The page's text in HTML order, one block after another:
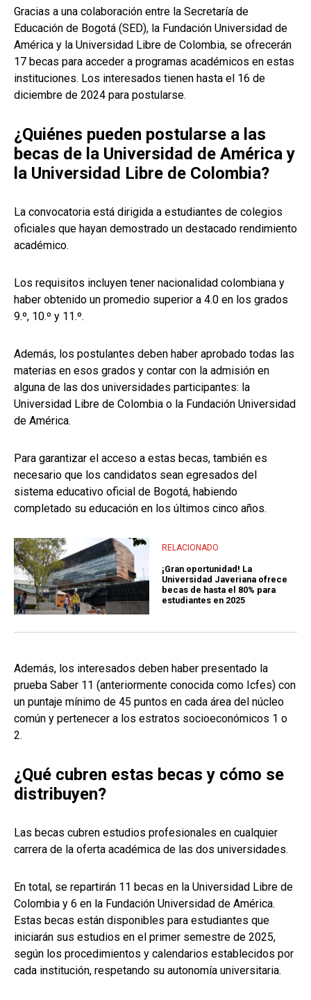
Gracias a una colaboración entre la Secretaría de
Educación de Bogotá (SED), la Fundación Universidad de
América y la Universidad Libre de Colombia, se ofrecerán
17 becas para acceder a programas académicos en estas
instituciones. Los interesados tienen hasta el 16 de
diciembre de 2024 para postularse.
¿Quiénes pueden postularse a las
becas de la Universidad de América y
la Universidad Libre de Colombia?
La convocatoria está dirigida a estudiantes de colegios
oficiales que hayan demostrado un destacado rendimiento
académico.
Los requisitos incluyen tener nacionalidad colombiana y
haber obtenido un promedio superior a 4.0 en los grados
9.º, 10.º y 11.º.
Además, los postulantes deben haber aprobado todas las
materias en esos grados y contar con la admisión en
alguna de las dos universidades participantes: la
Universidad Libre de Colombia o la Fundación Universidad
de América.
Para garantizar el acceso a estas becas, también es
necesario que los candidatos sean egresados del
sistema educativo oficial de Bogotá, habiendo
completado su educación en los últimos cinco años.
RELACIONADO
¡Gran oportunidad! La
Universidad Javeriana ofrece
becas de hasta el 80% para
estudiantes en 2025
Además, los interesados deben haber presentado la
prueba Saber 11 (anteriormente conocida como Icfes) con
un puntaje mínimo de 45 puntos en cada área del núcleo
común y pertenecer a los estratos socioeconómicos 1 o
2.
¿Qué cubren estas becas y cómo se
distribuyen?
Las becas cubren estudios profesionales en cualquier
carrera de la oferta académica de las dos universidades.
En total, se repartirán 11 becas en la Universidad Libre de
Colombia y 6 en la Fundación Universidad de América.
Estas becas están disponibles para estudiantes que
iniciarán sus estudios en el primer semestre de 2025,
según los procedimientos y calendarios establecidos por
cada institución, respetando su autonomía universitaria.